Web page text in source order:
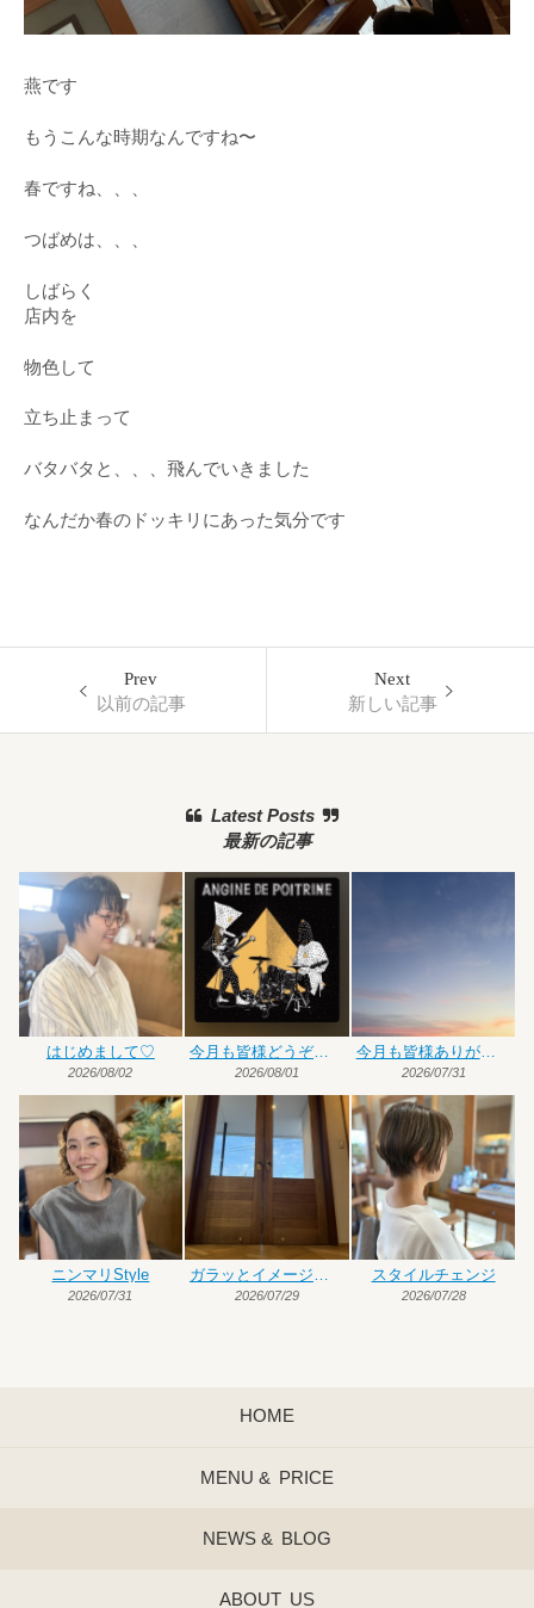
燕です
もうこんな時期なんですね〜
春ですね、、、
つばめは、、、
しばらく
店内を
物色して
立ち止まって
バタバタと、、、飛んでいきました
なんだか春のドッキリにあった気分です
Prev
以前の記事
Next
新しい記事
Latest Posts
最新の記事
はじめまして♡
2026/08/02
今月も皆様どうぞよろしくお願いいたします
2026/08/01
今月も皆様ありがとうございました
2026/07/31
ニンマリStyle
2026/07/31
ガラッとイメージチェンジ
2026/07/29
スタイルチェンジ
2026/07/28
HOME
MENU & PRICE
NEWS & BLOG
ABOUT US